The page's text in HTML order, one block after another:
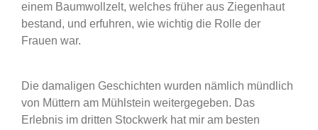
einem Baumwollzelt, welches früher aus Ziegenhaut
bestand, und erfuhren, wie wichtig die Rolle der
Frauen war.
Die damaligen Geschichten wurden nämlich mündlich
von Müttern am Mühlstein weitergegeben. Das
Erlebnis im dritten Stockwerk hat mir am besten